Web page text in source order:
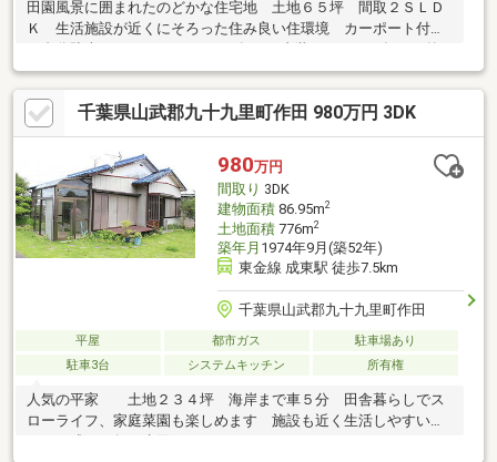
田園風景に囲まれたのどかな住宅地 土地６５坪 間取２ＳＬＤ
Ｋ 生活施設が近くにそろった住み良い住環境 カーポート付き
１台分駐車スペース ※２０２４年７月内装、２０２５年７月外
装リフォーム歴あり
千葉県山武郡九十九里町作田 980万円 3DK
980万円
間取り 3DK
建物面積86.95m2
土地面積776m2
築年月 1974年9月(築52年)
東金線 成東駅 徒歩7.5km
千葉県山武郡九十九里町作田
平屋 都市ガス
駐車場あり
駐車3台
システムキッチン 所有権
人気の平家 土地２３４坪 海岸まで車５分 田舎暮らしでス
ローライフ、家庭菜園も楽しめます 施設も近く生活しやすいで